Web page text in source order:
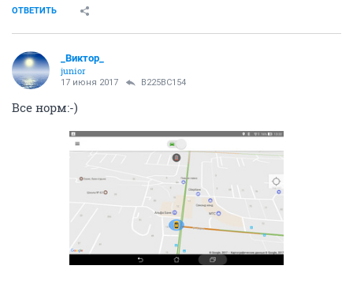
ОТВЕТИТЬ
_Виктор_
juniоr
17 июня 2017 В225ВС154
Все норм:-)